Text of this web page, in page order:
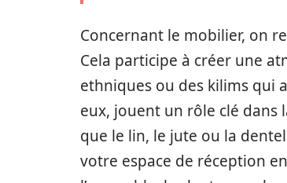
Concernant le mobilier, on
Cela participe à créer une
ethniques ou des kilims qui
eux, jouent un rôle clé dans
que le lin, le jute ou la
votre espace de réception